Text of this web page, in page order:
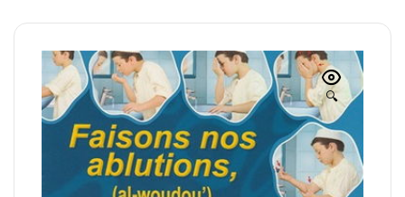
🔍